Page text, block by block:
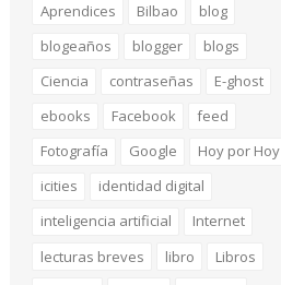
Aprendices Bilbao
blog
blogeaños
blogger
blogs
Ciencia
contraseñas
E-ghost
ebooks
Facebook
feed
Fotografía
Google
Hoy por Hoy
icities
identidad digital
inteligencia artificial
Internet
lecturas breves
libro
Libros